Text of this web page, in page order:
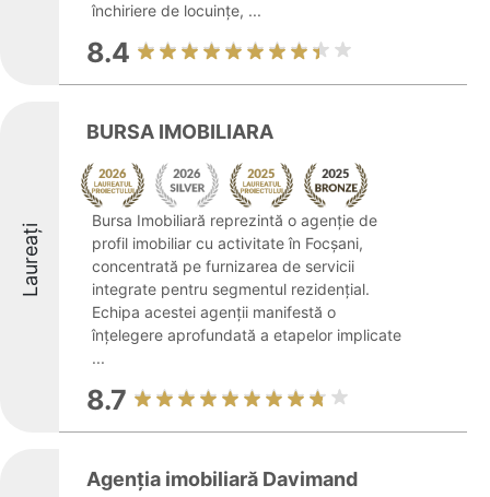
închiriere de locuințe, ...
8.4
Laureați
BURSA IMOBILIARA
Bursa Imobiliară reprezintă o agenție de
profil imobiliar cu activitate în Focșani,
concentrată pe furnizarea de servicii
integrate pentru segmentul rezidențial.
Echipa acestei agenții manifestă o
înțelegere aprofundată a etapelor implicate
...
8.7
Agenţia imobiliară Davimand